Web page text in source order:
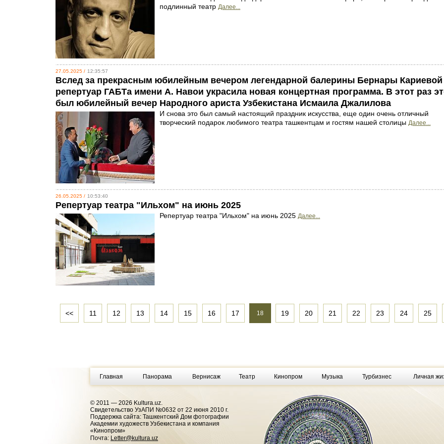
подлинный театр Далее...
27.05.2025 / 12:35:57
Вслед за прекрасным юбилейным вечером легендарной балерины Бернары Кариевой
репертуар ГАБТа имени А. Навои украсила новая концертная программа. В этот раз
был юбилейный вечер Народного ариста Узбекистана Исмаила Джалилова
И снова это был самый настоящий праздник искусства, еще один очень отличный
творческий подарок любимого театра ташкентцам и гостям нашей столицы Далее...
26.05.2025 / 10:53:40
Репертуар театра "Ильхом" на июнь 2025
Репертуар театра "Ильхом" на июнь 2025 Далее...
<< 11 12 13 14 15 16 17 18 19 20 21 22 23 24 25
Главная Панорама Вернисаж Театр Кинопром Музыка Турбизнес Личная
© 2011 — 2026 Kultura.uz.
Cвидетельство УзАПИ №0632 от 22 июня 2010 г.
Поддержка сайта: Ташкентский Дом фотографии
Академии художеств Узбекистана и компания
«Кинопром»
Почта: Letter@kultura.uz